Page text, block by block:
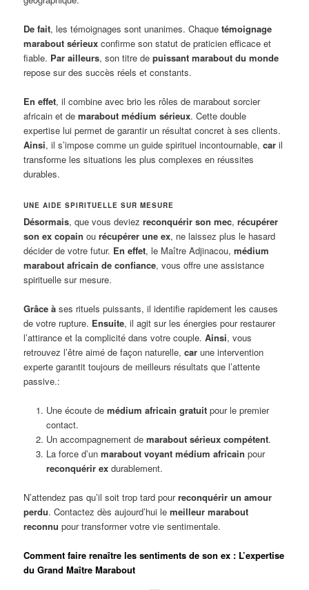
De fait, les témoignages sont unanimes. Chaquetémoignage
marabout sérieux confirme son statut de praticien efficace et
fiable. Par ailleurs, son titre depuissant marabout du monde
repose sur des succès réels et constants.
En effet, il combine avec brio les rôles de marabout sorcier
africain et demarabout médium sérieux. Cette double
expertise lui permet de garantir un résultat concret à ses clients.
Ainsi, il s’impose comme un guide spirituel incontournable,car il
transforme les situations les plus complexes en réussites
durables.
UNE AIDE SPIRITUELLE SUR MESURE
Désormais, que vous deviezreconquérir son mec,récupérer
son ex copain ourécupérer une ex, ne laissez plus le hasard
décider de votre futur. En effet, le Maître Adjinacou,médium
marabout africain de confiance, vous offre une assistance
spirituelle sur mesure.
Grâce à ses rituels puissants, il identifie rapidement les causes
de votre rupture. Ensuite, il agit sur les énergies pour restaurer
l’attirance et la complicité dans votre couple.Ainsi, vous
retrouvez l’être aimé de façon naturelle,car une intervention
experte garantit toujours de meilleurs résultats que l’attente
passive.:
Une écoute de médium africain gratuitpour le premier
contact.
Un accompagnement de marabout sérieux compétent.
La force d’un marabout voyant médium africain pour
reconquérir exdurablement.
N’attendez pas qu’il soit trop tard pourreconquérir un amour
perdu. Contactez dès aujourd’hui lemeilleur marabout
reconnu pour transformer votre vie sentimentale.
Comment faire renaître les sentiments de son ex : L’expertise
du Grand Maître Marabout